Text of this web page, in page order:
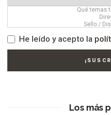
He leído y acepto la
Los más